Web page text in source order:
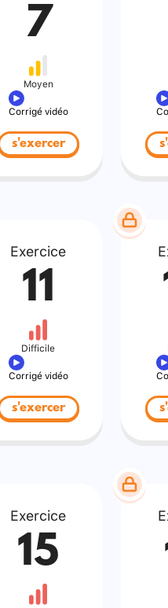
7
Moyen
Corrigé vidéo
s'exercer
Exercice
11
Difficile
Corrigé vidéo
s'exercer
Exercice
15